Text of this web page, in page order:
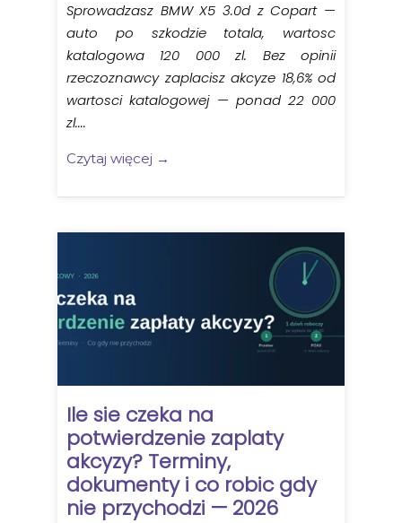
Sprowadzasz BMW X5 3.0d z Copart —
auto po szkodzie totala, wartosc
katalogowa 120 000 zl. Bez opinii
rzeczoznawcy zaplacisz akcyze 18,6% od
wartosci katalogowej — ponad 22 000
zl....
Czytaj więcej →
Ile sie czeka na
potwierdzenie zaplaty
akcyzy? Terminy,
dokumenty i co robic gdy
nie przychodzi — 2026